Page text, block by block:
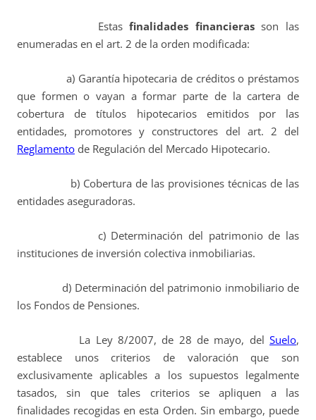
Estasfinalidades financierasson las
enumeradas en el art. 2 de la orden modificada:
a) Garantía hipotecaria de créditos o préstamos
que formen o vayan a formar parte de la cartera de
cobertura de títulos hipotecarios emitidos por las
entidades, promotores y constructores del art. 2 del
Reglamento de Regulación del Mercado Hipotecario.
b) Cobertura de las provisiones técnicas de las
entidades aseguradoras.
c) Determinación del patrimonio de las
instituciones de inversión colectiva inmobiliarias.
d) Determinación del patrimonio inmobiliario de
los Fondos de Pensiones.
La Ley 8/2007, de 28 de mayo, del Suelo,
establece unos criterios de valoración que son
exclusivamente aplicables a los supuestos legalmente
tasados, sin que tales criterios se apliquen a las
finalidades recogidas en esta Orden. Sin embargo, puede